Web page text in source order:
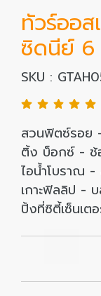
ทัวร์ออส
ซิดนีย์
SKU :
สวนฟิตซ์รอย
ติ้ง บ็อกซ์ - ช้
ไอน้ำโบราณ
เกาะฟิลลิป -
ปิ้งที่ซิตี้เซ็นเต